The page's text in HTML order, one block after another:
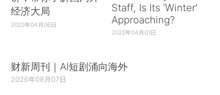
经济大局
2022年04月06日
Staff, Is Its ‘Winter’
Approaching?
2022年04月01日
财新周刊｜AI短剧涌向海外
2026年08月07日